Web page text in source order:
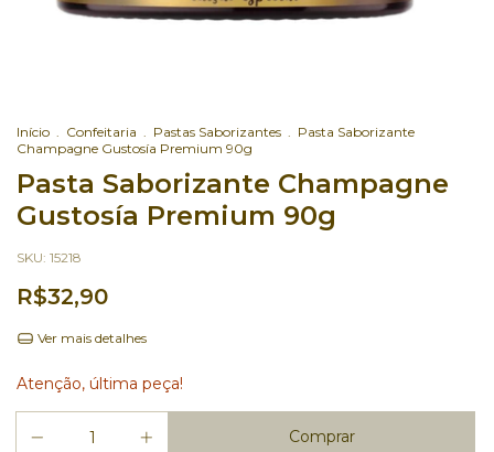
Início . Confeitaria . Pastas Saborizantes . Pasta Saborizante
Champagne Gustosía Premium 90g
Pasta Saborizante Champagne
Gustosía Premium 90g
SKU: 15218
R$32,90
Ver mais detalhes
Atenção, última peça!